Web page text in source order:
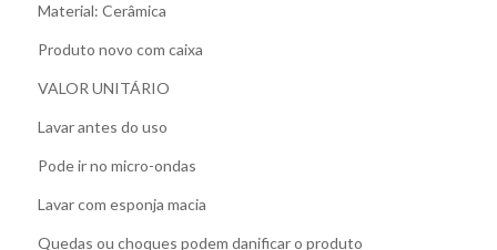
Material: Cerâmica
Produto novo com caixa
VALOR UNITÁRIO
Lavar antes do uso
Pode ir no micro-ondas
Lavar com esponja macia
Quedas ou choques podem danificar o produto